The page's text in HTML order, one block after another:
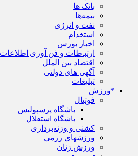
بانک ها
بیمه‌ها
نفت و انرژی
استخدام
اخبار بورس
ارتباطات و فن آوری اطلاعات
اقتصاد بین الملل
آگهی های دولتی
تبلیغات
*ورزش
فوتبال
باشگاه پرسپولیس
باشگاه استقلال
کشتی و وزنه‌برداری
ورزشهای رزمی
ورزش زنان